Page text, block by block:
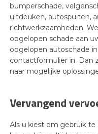
bumperschade,
uitdeuken, autospuiten,
richtwerkzaamheden.
opgelopen schade aan
opgelopen autoschade
contactformulier in. Dan
naar mogelijke
Vervangend
Als u kiest om gebruik